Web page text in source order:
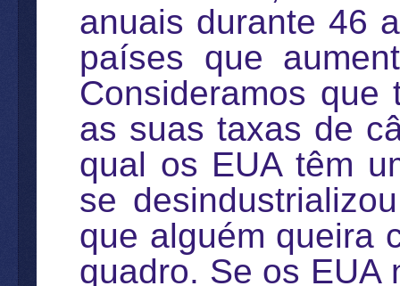
anuais durante 46
países que
Consideramos
as suas taxas de
qual os EUA têm
se
que alguém queira
quadro. Se os EUA